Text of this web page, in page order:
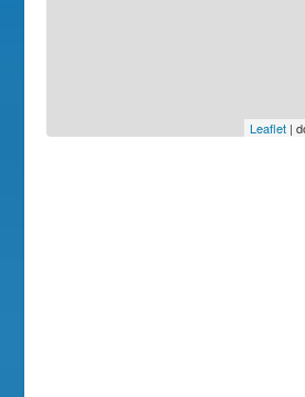
Leaflet|